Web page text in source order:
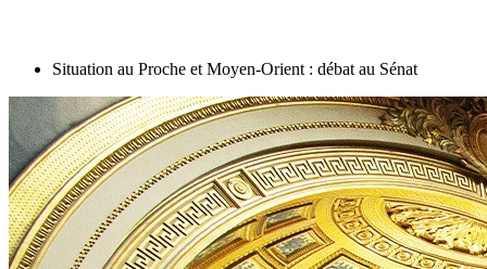
Situation au Proche et Moyen-Orient : débat au Sénat